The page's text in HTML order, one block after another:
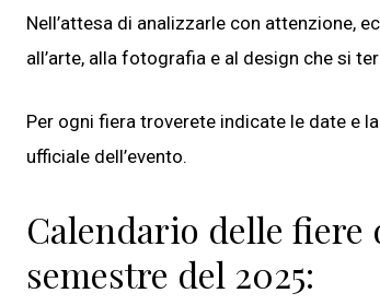
Nell’attesa di analizzarle con attenzione,
all’arte, alla fotografia e al design che si
Per ogni fiera troverete indicate le date e
ufficiale dell’evento.
Calendario delle
semestre del 2025: